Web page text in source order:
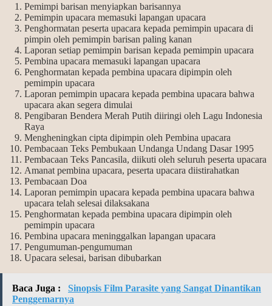
Pemimpi barisan menyiapkan barisannya
Pemimpin upacara memasuki lapangan upacara
Penghormatan peserta upacara kepada pemimpin upacara di
pimpin oleh pemimpin barisan paling kanan
Laporan setiap pemimpin barisan kepada pemimpin upacara
Pembina upacara memasuki lapangan upacara
Penghormatan kepada pembina upacara dipimpin oleh
pemimpin upacara
Laporan pemimpin upacara kepada pembina upacara bahwa
upacara akan segera dimulai
Pengibaran Bendera Merah Putih diiringi oleh Lagu Indonesia
Raya
Mengheningkan cipta dipimpin oleh Pembina upacara
Pembacaan Teks Pembukaan Undanga Undang Dasar 1995
Pembacaan Teks Pancasila, diikuti oleh seluruh peserta upacara
Amanat pembina upacara, peserta upacara diistirahatkan
Pembacaan Doa
Laporan pemimpin upacara kepada pembina upacara bahwa
upacara telah selesai dilaksakana
Penghormatan kepada pembina upacara dipimpin oleh
pemimpin upacara
Pembina upacara meninggalkan lapangan upacara
Pengumuman-pengumuman
Upacara selesai, barisan dibubarkan
Baca Juga :
Sinopsis Film Parasite yang Sangat Dinantikan
Penggemarnya